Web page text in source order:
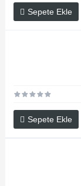
Sepete Ekle
Sepete Ekle